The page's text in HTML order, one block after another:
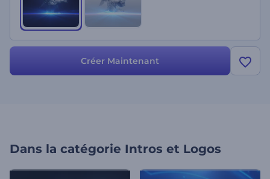
Créer Maintenant
Dans la catégorie Intros et Logos